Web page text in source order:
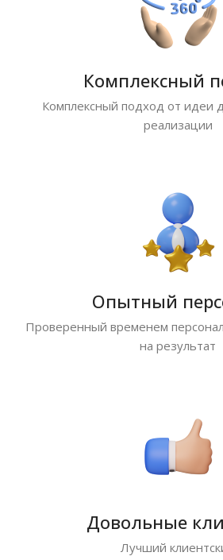
Комплексный
Комплексный подход от идеи
реализации
Опытный
Проверенный временем
на результат
Довольные
Лучший